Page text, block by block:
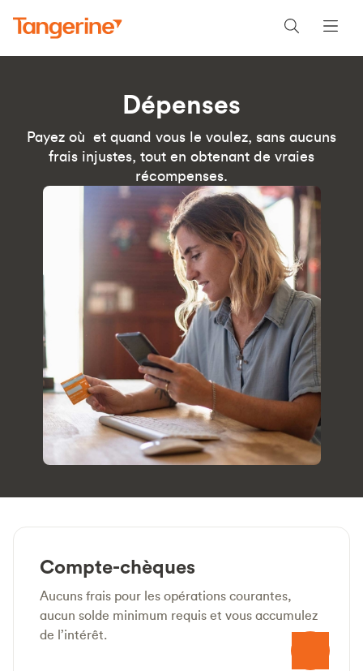
Dépenses
Payez où et quand vous le voulez, sans aucuns
frais injustes, tout en obtenant de vraies
récompenses.
Compte-chèques
Aucuns frais pour les opérations courantes,
aucun solde minimum requis et vous accumulez
de l’intérêt.